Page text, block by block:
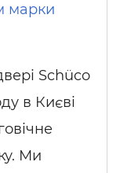
марки
Schüco
в Києві
Ми